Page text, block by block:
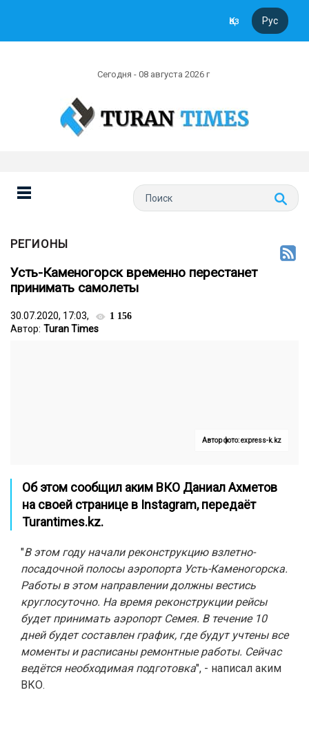
Қаз Рус
Сегодня - 08 августа 2026 г
РЕГИОНЫ
Усть-Каменогорск временно перестанет
принимать самолеты
30.07.2020, 17:03, 1 156
Автор: Turan Times
Автор фото: express-k.kz
Об этом сообщил аким ВКО Даниал Ахметов
на своей странице в Instagram, передаёт
Turantimes.kz.
"В этом году начали реконструкцию взлетно-
посадочной полосы аэропорта Усть-Каменогорска.
Работы в этом направлении должны вестись
круглосуточно. На время реконструкции рейсы
будет принимать аэропорт Семея. В течение 10
дней будет составлен график, где будут учтены все
моменты и расписаны ремонтные работы. Сейчас
ведётся необходимая подготовка", - написал аким
ВКО.